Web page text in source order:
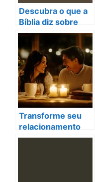
Descubra o que a
Bíblia diz sobre
traição e como
superar dor
Transforme seu
relacionamento
com 5 temas para